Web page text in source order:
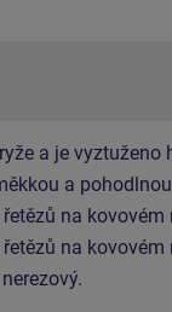
a je
a
na
na